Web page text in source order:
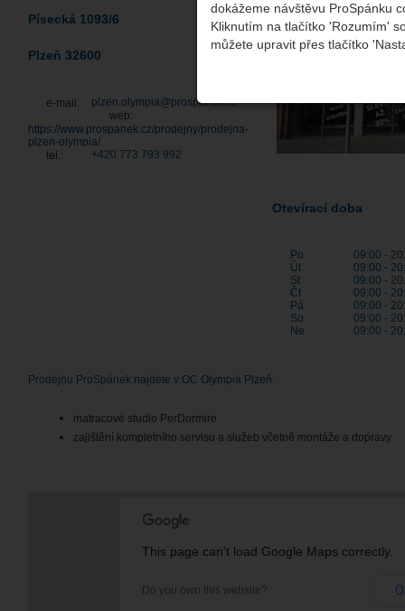
dokážeme návštěvu ProSpánku
Kliknutím na tlačítko 'Rozumím'
můžete upravit přes tlačítko
Písecká 1093/6
Plzeň 32600
e-mail:
plzen.olympia@prospanek.cz
web:
https://www.prospanek.cz/prodejny/prodejna-
plzen-olympia/
tel.:
+420 773 793 992
Otevírací doba
Po
09:00 -
Út
09:00 -
St
09:00 -
Čt
09:00 -
Pá
09:00 -
So
09:00 -
Ne
09:00 -
Prodejnu ProSpánek najdete v OC Olympia Plzeň.
matracové studio PerDormire
zajištění kompletního servisu a služeb včetně montáže a dopravy
This page can't load Google Maps correctly.
Do you own this website?